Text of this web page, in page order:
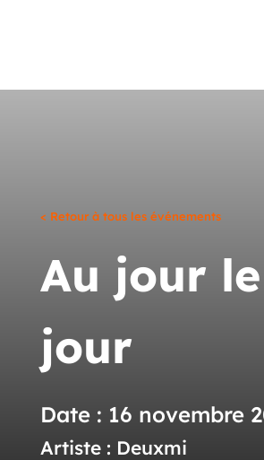
< Retour à tous les événements
Au jour le
jour
Date : 16 novembre
Artiste : Deuxmi